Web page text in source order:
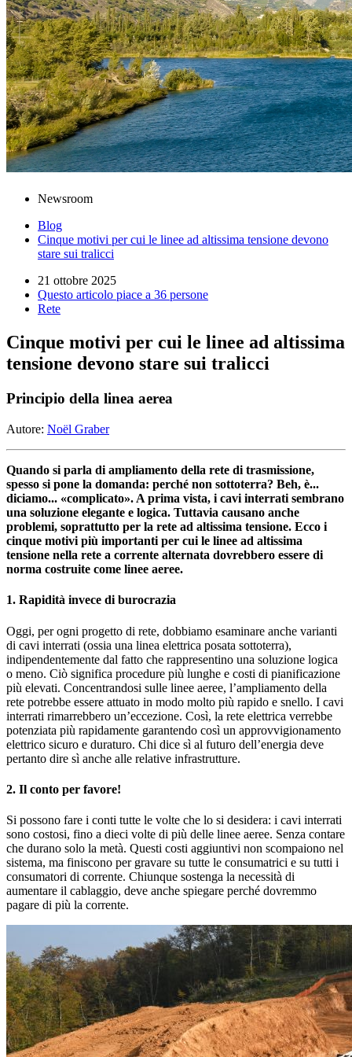
Newsroom
Blog
Cinque motivi per cui le linee ad altissima tensione devono
stare sui tralicci
21 ottobre 2025
Questo articolo piace a 36 persone
Rete
Cinque motivi per cui le linee ad altissima
tensione devono stare sui tralicci
Principio della linea aerea
Autore: Noël Graber
Quando si parla di ampliamento della rete di trasmissione,
spesso si pone la domanda: perché non sottoterra? Beh, è...
diciamo... «complicato». A prima vista, i cavi interrati sembrano
una soluzione elegante e logica. Tuttavia causano anche
problemi, soprattutto per la rete ad altissima tensione. Ecco i
cinque motivi più importanti per cui le linee ad altissima
tensione nella rete a corrente alternata dovrebbero essere di
norma costruite come linee aeree.
1. Rapidità invece di burocrazia
Oggi, per ogni progetto di rete, dobbiamo esaminare anche varianti
di cavi interrati (ossia una linea elettrica posata sottoterra),
indipendentemente dal fatto che rappresentino una soluzione logica
o meno. Ciò significa procedure più lunghe e costi di pianificazione
più elevati. Concentrandosi sulle linee aeree, l’ampliamento della
rete potrebbe essere attuato in modo molto più rapido e snello. I cavi
interrati rimarrebbero un’eccezione. Così, la rete elettrica verrebbe
potenziata più rapidamente garantendo così un approvvigionamento
elettrico sicuro e duraturo. Chi dice sì al futuro dell’energia deve
pertanto dire sì anche alle relative infrastrutture.
2. Il conto per favore!
Si possono fare i conti tutte le volte che lo si desidera: i cavi interrati
sono costosi, fino a dieci volte di più delle linee aeree. Senza contare
che durano solo la metà. Questi costi aggiuntivi non scompaiono nel
sistema, ma finiscono per gravare su tutte le consumatrici e su tutti i
consumatori di corrente. Chiunque sostenga la necessità di
aumentare il cablaggio, deve anche spiegare perché dovremmo
pagare di più la corrente.